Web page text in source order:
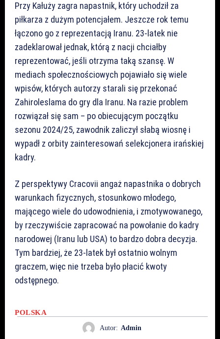
Przy Kałuży zagra napastnik, który uchodził za
piłkarza z dużym potencjałem. Jeszcze rok temu
łączono go z reprezentacją Iranu. 23-latek nie
zadeklarował jednak, którą z nacji chciałby
reprezentować, jeśli otrzyma taką szansę. W
mediach społecznościowych pojawiało się wiele
wpisów, których autorzy starali się przekonać
Zahiroleslama do gry dla Iranu. Na razie problem
rozwiązał się sam – po obiecującym początku
sezonu 2024/25, zawodnik zaliczył słabą wiosnę i
wypadł z orbity zainteresowań selekcjonera irańskiej
kadry.
Z perspektywy Cracovii angaż napastnika o dobrych
warunkach fizycznych, stosunkowo młodego,
mającego wiele do udowodnienia, i zmotywowanego,
by rzeczywiście zapracować na powołanie do kadry
narodowej (Iranu lub USA) to bardzo dobra decyzja.
Tym bardziej, że 23-latek był ostatnio wolnym
graczem, więc nie trzeba było płacić kwoty
odstępnego.
POLSKA
Autor: Admin